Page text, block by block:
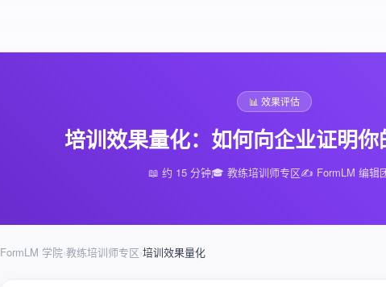
📊 效果评估
培训效果量化：如何向企业证明你
📖 约 15 分钟🎓 教练培训师专区✍️ FormLM 编辑
FormLM 学院›教练培训师专区›培训效果量化